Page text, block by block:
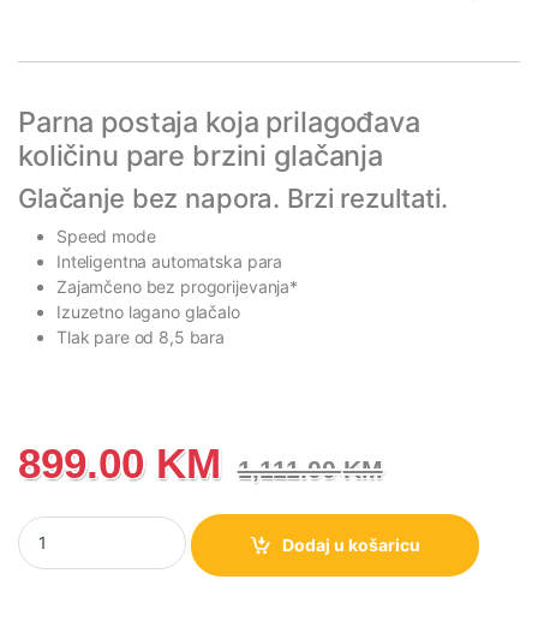
Parna postaja koja prilagođava
količinu pare brzini glačanja
Glačanje bez napora. Brzi rezultati.
Speed mode
Inteligentna automatska para
Zajamčeno bez progorijevanja*
Izuzetno lagano glačalo
Tlak pare od 8,5 bara
899.00 KM 1,111.00KM
Parna stanica PHILIPS PSG8140/80 količina
Dodaj u košaricu